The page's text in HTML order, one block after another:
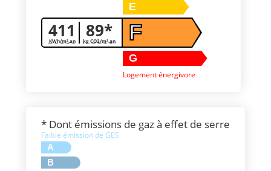
411
KWh/m².an 89*
kg CO2/m².an
E
F
G
Logement énergivore
* Dont émissions de gaz à effet de serre
Faible émission de GES
A
B